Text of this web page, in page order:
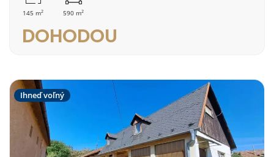
145 m2 590 m2
DOHODOU
Ihneď voľný